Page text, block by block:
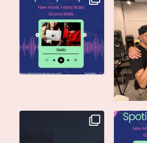
Stella di
@musicadievandro è
disponibile su tutte
Singolo: Nuova Follia
Nuova